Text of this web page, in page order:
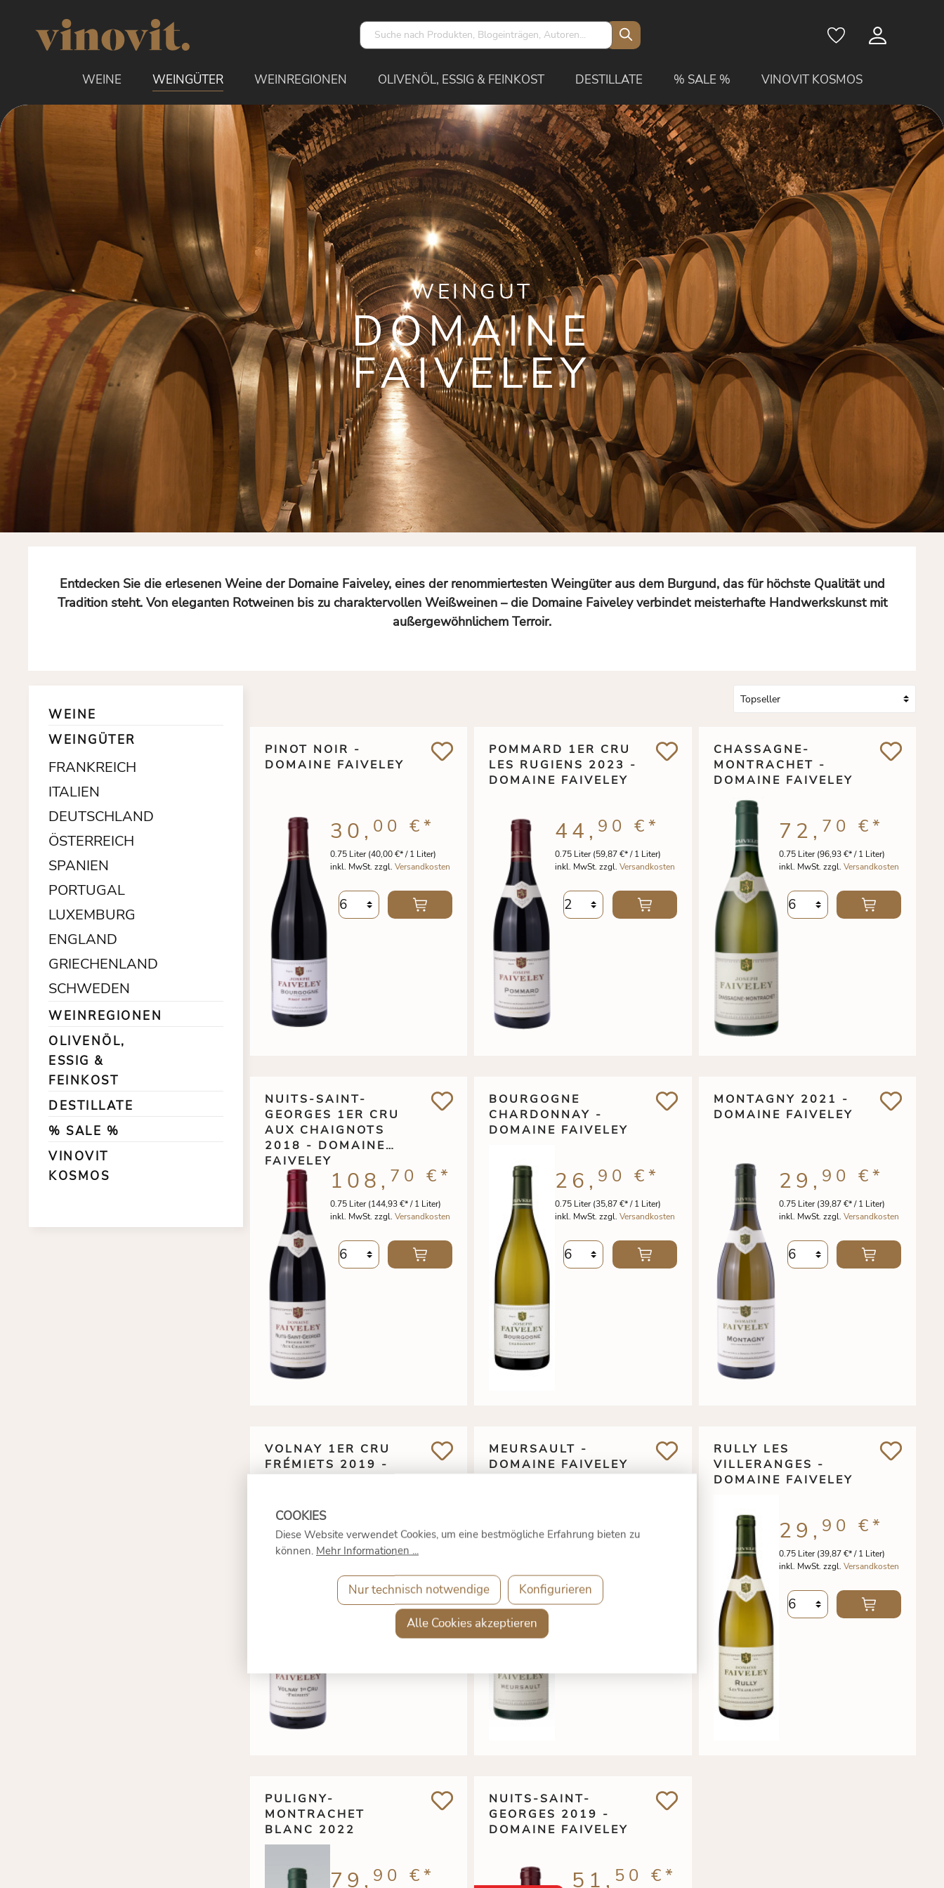
WEINE WEINGÜTER WEINREGIONEN OLIVENÖL, ESSIG & FEINKOST DESTILLATE % SALE % VINOVIT KOSMOS
WEINGUT
DOMAINE
FAIVELEY
Entdecken Sie die erlesenen Weine der Domaine Faiveley, eines der renommiertesten Weingüter aus dem Burgund, das für höchste Qualität und
Tradition steht. Von eleganten Rotweinen bis zu charaktervollen Weißweinen – die Domaine Faiveley verbindet meisterhafte Handwerkskunst mit
außergewöhnlichem Terroir.
WEINE
WEINGÜTER
FRANKREICH
ITALIEN
DEUTSCHLAND
ÖSTERREICH
SPANIEN
PORTUGAL
LUXEMBURG
ENGLAND
GRIECHENLAND
SCHWEDEN
WEINREGIONEN
OLIVENÖL,
ESSIG &
FEINKOST
DESTILLATE
% SALE %
VINOVIT
KOSMOS
PINOT NOIR -
DOMAINE FAIVELEY
0.75 Liter(40,00 €* / 1 Liter)
inkl. MwSt. zzgl.Versandkosten
30, 00 €*
POMMARD 1ER CRU
LES RUGIENS 2023 -
DOMAINE FAIVELEY
0.75 Liter(59,87 €* / 1 Liter)
inkl. MwSt. zzgl. Versandkosten
44, 90 €*
CHASSAGNE-
MONTRACHET -
DOMAINE FAIVELEY
0.75 Liter(96,93 €* / 1 Liter)
inkl. MwSt. zzgl. Versandkosten
72, 70 €*
NUITS-SAINT-
GEORGES 1ER CRU
AUX CHAIGNOTS
2018 - DOMAINE
FAIVELEY
0.75 Liter(144,93 €* / 1 Liter)
inkl. MwSt. zzgl.Versandkosten
108, 70 €*
BOURGOGNE
CHARDONNAY -
DOMAINE FAIVELEY
0.75 Liter(35,87 €* / 1 Liter)
inkl. MwSt. zzgl. Versandkosten
26, 90 €*
MONTAGNY 2021 -
DOMAINE FAIVELEY
0.75 Liter(39,87 €* / 1 Liter)
inkl. MwSt. zzgl. Versandkosten
29, 90 €*
VOLNAY 1ER CRU
FRÉMIETS 2019 -
0.75 Liter(158,67 €* / 1 Liter)
119, 00 €
MEURSAULT -
DOMAINE FAIVELEY
69,90 €
RULLY LES
VILLERANGES -
DOMAINE FAIVELEY
0.75 Liter(39,87 €* / 1 Liter)
inkl. MwSt. zzgl. Versandkosten
29, 90 €*
PULIGNY-
MONTRACHET
BLANC 2022
79, 90 €*
NUITS-SAINT-
GEORGES 2019 -
DOMAINE FAIVELEY
51, 50 €*
Diese Website verwendet Cookies, um eine bestmögliche Erfahrung bieten zu
können. Mehr Informationen ...
Nur technisch notwendige Konfigurieren
Alle Cookies akzeptieren